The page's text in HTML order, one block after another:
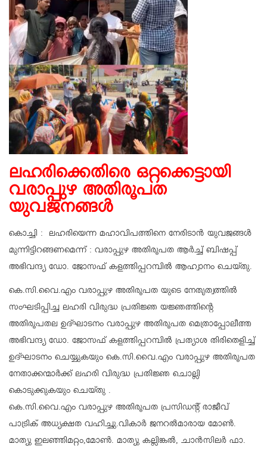
ലഹരിക്കെതിരെ ഒറ്റക്കെട്ടായി
വരാപ്പുഴ അതിരൂപത
യുവജനങ്ങള്‍
കൊച്ചി : ലഹരിയെന്ന മഹാവിപത്തിനെ നേരിടാന്‍ യുവജങ്ങള്‍
മുന്നിട്ടിറങ്ങണമെന്ന് : വരാപ്പുഴ അതിരൂപത ആര്‍ച്ച് ബിഷപ്പ്
അഭിവന്ദ്യ ഡോ. ജോസഫ് കളത്തിപ്പറമ്പില്‍ ആഹ്വാനം ചെയ്തു.
കെ.സി.വൈ.എം വരാപ്പുഴ അതിരൂപത യുടെ നേതൃത്വത്തില്‍
സംഘടിപ്പിച്ച ലഹരി വിരുദ്ധ പ്രതിജ്ഞ യജ്ഞത്തിന്റെ
അതിരൂപതല ഉദ്ഘാടനം വരാപ്പുഴ അതിരൂപത മെത്രാപ്പോലീത്ത
അഭിവന്ദ്യ ഡോ. ജോസഫ് കളത്തിപ്പറമ്പില്‍ പ്രത്യാശ തിരിതെളിച്ച്
ഉദ്ഘാടനം ചെയ്യുകയും കെ.സി.വൈ.എം വരാപ്പുഴ അതിരൂപത
നേതാക്കന്മാര്‍ക്ക് ലഹരി വിരുദ്ധ പ്രതിജ്ഞ ചൊല്ലി
കൊടുക്കുകയും ചെയ്തു .
കെ.സി.വൈ.എം വരാപ്പുഴ അതിരൂപത പ്രസിഡന്റ് രാജീവ്
പാട്രിക് അധ്യക്ഷത വഹിച്ചു.വികാര്‍ ജനറല്‍മാരായ മോണ്‍.
മാത്യു ഇലഞ്ഞിമറ്റം,മോണ്‍. മാത്യു കല്ലിങ്കല്‍, ചാന്‍സിലര്‍ ഫാ.